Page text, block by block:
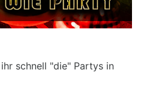
schnell "die" Partys in